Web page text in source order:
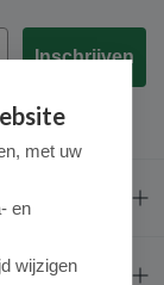
Inschrijven
met uw
en
wijzigen